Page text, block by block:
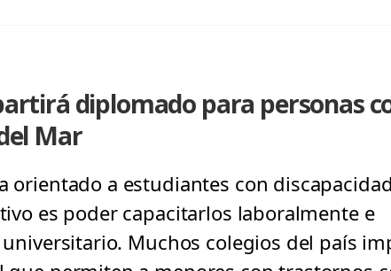
diplomado para personas
Mar
orientado a estudiantes con
es poder capacitarlos laboralmente e
Muchos colegios del país